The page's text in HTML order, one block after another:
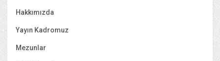
Hakkımızda
Yayın Kadromuz
Mezunlar